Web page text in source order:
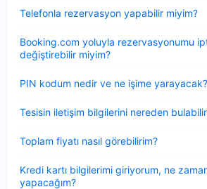
Telefonla rezervasyon yapabilir miyim?
Booking.com yoluyla rezervasyonumu
değiştirebilir miyim?
PIN kodum nedir ve ne işime yarayacak?
Tesisin iletişim bilgilerini nereden
Toplam fiyatı nasıl görebilirim?
Kredi kartı bilgilerimi giriyorum, ne
yapacağım?